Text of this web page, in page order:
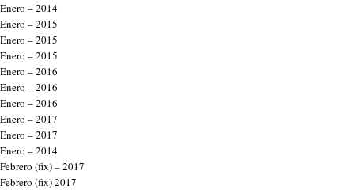
Enero – 2014
Enero – 2015
Enero – 2015
Enero – 2015
Enero – 2016
Enero – 2016
Enero – 2016
Enero – 2017
Enero – 2017
Enero – 2014
Febrero (fix) – 2017
Febrero (fix) 2017